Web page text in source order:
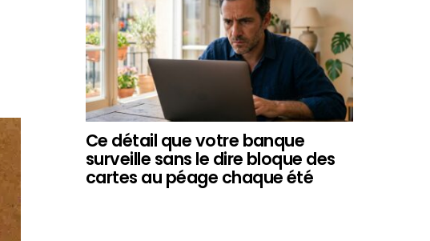
Ce détail que votre banque
surveille sans le dire bloque des
cartes au péage chaque été